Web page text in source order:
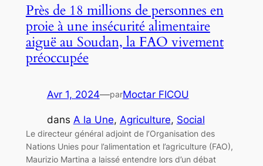
Près de 18 millions de personnes en
proie à une insécurité alimentaire
aiguë au Soudan, la FAO vivement
préoccupée
Avr 1, 2024—parMoctar FICOU
dans A la Une, Agriculture, Social
Le directeur général adjoint de l’Organisation des
Nations Unies pour l’alimentation et l’agriculture (FAO),
Maurizio Martina a laissé entendre lors d’un débat